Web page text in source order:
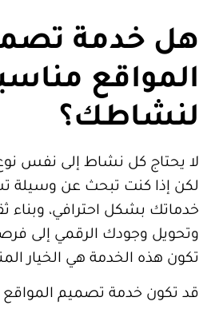
تصميم
مناسبة
نشاط إلى نفس نوع الموقع
تبحث عن وسيلة تساعدك
احترافي، وبناء ثقة أكبر مع
الرقمي إلى فرصة حقيقية
هي الخيار المناسب لك.
تصميم المواقع مناسبة